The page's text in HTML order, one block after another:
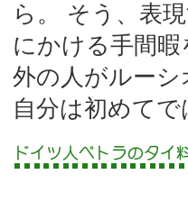
ら。 そう、表
にかける手間
外の人がルー
自分は初めてで